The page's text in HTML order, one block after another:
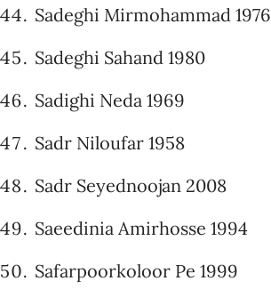
Sadeghi Mirmohammad 1976
Sadeghi Sahand 1980
Sadighi Neda 1969
Sadr Niloufar 1958
Sadr Seyednoojan 2008
Saeedinia Amirhosse 1994
Safarpoorkoloor Pe 1999